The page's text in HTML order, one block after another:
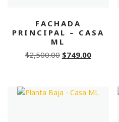
FACHADA
PRINCIPAL – CASA
ML
$2,500.00 Original
$2,500.00.
$749.00Current